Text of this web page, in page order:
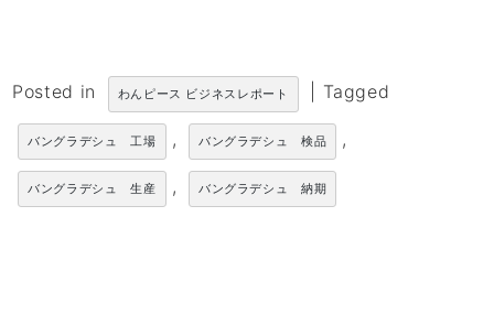
Posted in わんピース ビジネスレポート Tagged
バングラデシュ 工場 , バングラデシュ 検品 ,
バングラデシュ 生産 , バングラデシュ 納期